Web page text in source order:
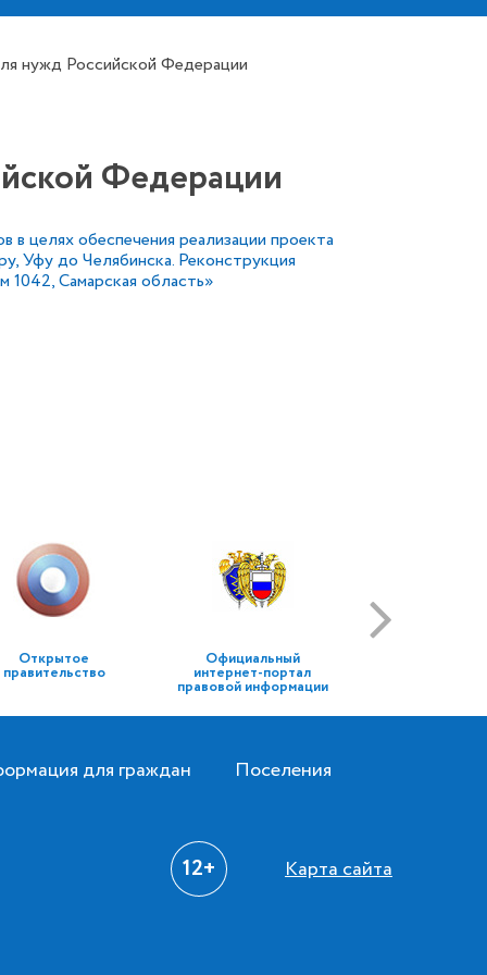
нужд Российской Федерации
Федерации
обеспечения реализации проекта
Уфу до Челябинска. Реконструкция
1042, Самарская область»
Открытое
правительство
Официальный
интернет-портал
правовой информации
для граждан Поселения
12+ Карта сайта